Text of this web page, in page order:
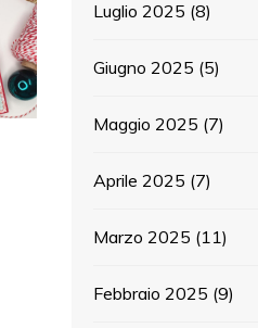
Luglio 2025 (8)
Giugno 2025 (5)
Maggio 2025 (7)
Aprile 2025 (7)
Marzo 2025 (11)
Febbraio 2025 (9)